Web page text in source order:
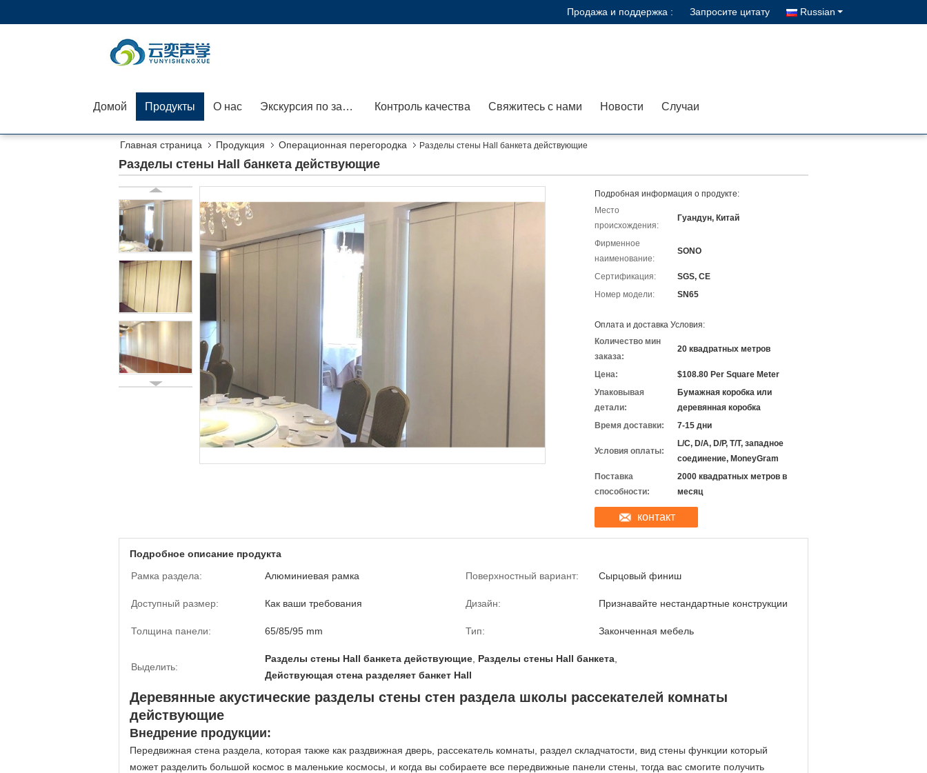
Продажа и поддержка : Запросите цитату Russian
Домой Продукты О нас Экскурсия по заводу Контроль качества Свяжитесь с нами Новости Случаи
Главная страница Продукция Операционная перегородка Разделы стены Hall банкета действующие
Разделы стены Hall банкета действующие
Подробная информация о продукте:
Место
происхождения:
Гуандун, Китай
Фирменное
наименование:
SONO
Сертификация:
SGS, CE
Номер модели:
SN65
Оплата и доставка Условия:
Количество мин
заказа:
20 квадратных метров
Цена:
$108.80 Per Square Meter
Упаковывая
детали:
Бумажная коробка или
деревянная коробка
Время доставки:
7-15 дни
Условия оплаты:
L/C, D/A, D/P, T/T, западное
соединение, MoneyGram
Поставка
способности:
2000 квадратных метров в
месяц
контакт
Подробное описание продукта
Рамка раздела:
Алюминиевая рамка Поверхностный вариант: Сырцовый финиш
Доступный размер: Как ваши требования Дизайн: Признавайте нестандартные конструкции
Толщина панели: 65/85/95 mm Тип: Законченная мебель
Выделить:
Разделы стены Hall банкета действующие Разделы стены Hall банкета
Действующая стена разделяет банкет Hall
Деревянные акустические разделы стены стен раздела школы рассекателей комнаты
действующие
Внедрение продукции:
Передвижная стена раздела, которая также как раздвижная дверь, рассекатель комнаты, раздел складчатости, вид стены функции который
может разделить большой космос в маленькие космосы, и когда вы собираете все передвижные панели стены, тогда вас смогите получить